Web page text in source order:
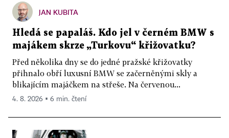
JAN KUBITA
Hledá se papaláš. Kdo jel v černém BMW s
majákem skrze „Turkovu“ křižovatku?
Před několika dny se do jedné pražské křižovatky
přihnalo obří luxusní BMW se začerněnými skly a
blikajícím majáčkem na střeše. Na červenou...
4. 8. 2026 ▪ 6 min. čtení